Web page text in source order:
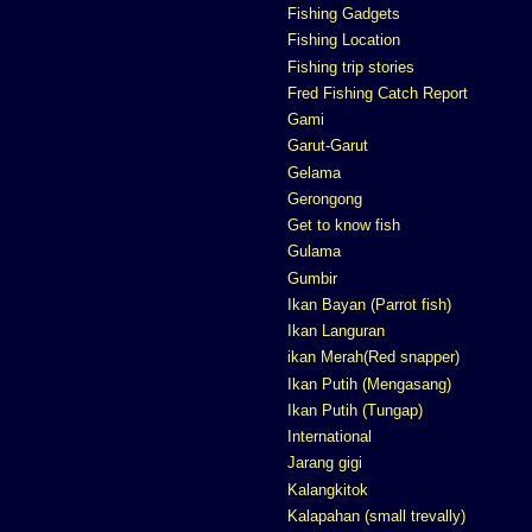
Fishing Gadgets
Fishing Location
Fishing trip stories
Fred Fishing Catch Report
Gami
Garut-Garut
Gelama
Gerongong
Get to know fish
Gulama
Gumbir
Ikan Bayan (Parrot fish)
Ikan Languran
ikan Merah(Red snapper)
Ikan Putih (Mengasang)
Ikan Putih (Tungap)
International
Jarang gigi
Kalangkitok
Kalapahan (small trevally)